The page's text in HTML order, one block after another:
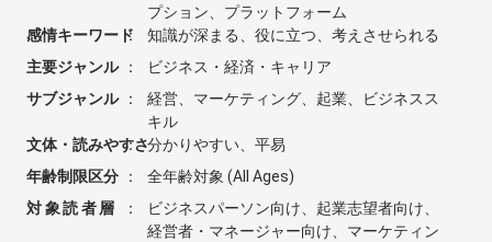
プション、プラットフォーム
感情キーワード
：
知識が深まる、役に立つ、考えさせられる
主要ジャンル
：
ビジネス・経済・キャリア
サブジャンル
：
経営、マーケティング、起業、ビジネスス
キル
文体・読みやすさ
： 分かりやすい、平易
年齢制限区分
：
全年齢対象 (All Ages)
対象読者層
：
ビジネスパーソン向け、起業志望者向け、
経営者・マネージャー向け、マーケティン